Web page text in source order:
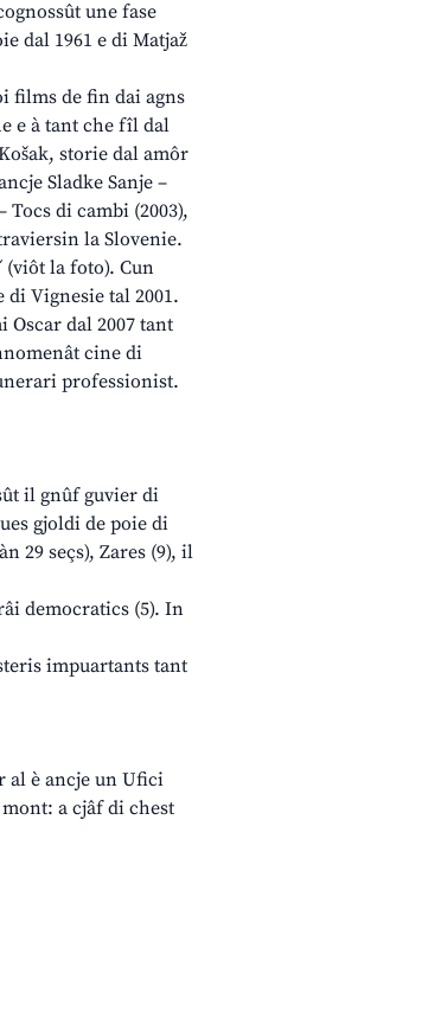
une fase
dal 1961 e di Matjaž
films de fin dai agns
e à tant che fîl dal
storie dal amôr
Sladke Sanje –
Tocs di cambi (2003),
la Slovenie.
(viôt la foto). Cun
Vignesie tal 2001.
Oscar dal 2007 tant
cine di
professionist.
il gnûf guvier di
gjoldi de poie di
29 seçs), Zares (9), il
democratics (5). In
impuartants tant
al è ancje un Ufici
a cjâf di chest